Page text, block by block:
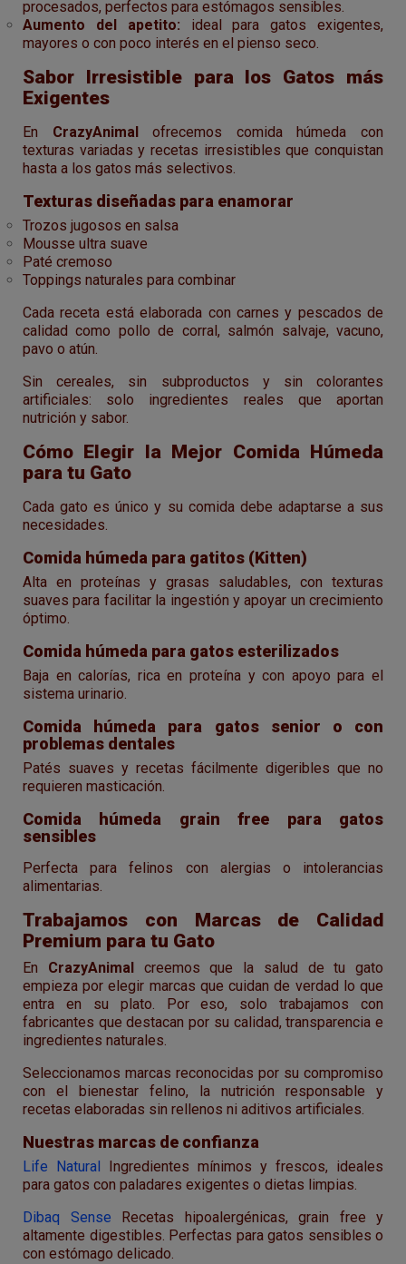
procesados, perfectos para estómagos sensibles.
Aumento del apetito: ideal para gatos exigentes,
mayores o con poco interés en el pienso seco.
Sabor Irresistible para los Gatos más
Exigentes
En CrazyAnimal
ofrecemos comida húmeda con
texturas variadas y recetas irresistibles que conquistan
hasta a los gatos más selectivos.
Texturas diseñadas para enamorar
Trozos jugosos en salsa
Mousse ultra suave
Paté cremoso
Toppings naturales para combinar
Cada receta está elaborada con carnes y pescados de
calidad como pollo de corral, salmón salvaje, vacuno,
pavo o atún.
Sin cereales, sin subproductos y sin colorantes
artificiales: solo ingredientes reales que aportan
nutrición y sabor.
Cómo Elegir la Mejor Comida Húmeda
para tu Gato
Cada gato es único y su comida debe adaptarse a sus
necesidades.
Comida húmeda para gatitos (Kitten)
Alta en proteínas y grasas saludables, con texturas
suaves para facilitar la ingestión y apoyar un crecimiento
óptimo.
Comida húmeda para gatos esterilizados
Baja en calorías, rica en proteína y con apoyo para el
sistema urinario.
Comida húmeda para gatos senior o con
problemas dentales
Patés suaves y recetas fácilmente digeribles que no
requieren masticación.
Comida húmeda grain free para gatos
sensibles
Perfecta para felinos con alergias o intolerancias
alimentarias.
Trabajamos con Marcas de Calidad
Premium para tu Gato
En CrazyAnimal
creemos que la salud de tu gato
empieza por elegir marcas que cuidan de verdad lo que
entra en su plato. Por eso, solo trabajamos con
fabricantes que destacan por su calidad, transparencia e
ingredientes naturales.
Seleccionamos marcas reconocidas por su compromiso
con el bienestar felino, la nutrición responsable y
recetas elaboradas sin rellenos ni aditivos artificiales.
Nuestras marcas de confianza
Life Natural
Ingredientes mínimos y frescos, ideales
para gatos con paladares exigentes o dietas limpias.
Dibaq Sense Recetas hipoalergénicas, grain free y
altamente digestibles. Perfectas para gatos sensibles o
con estómago delicado.